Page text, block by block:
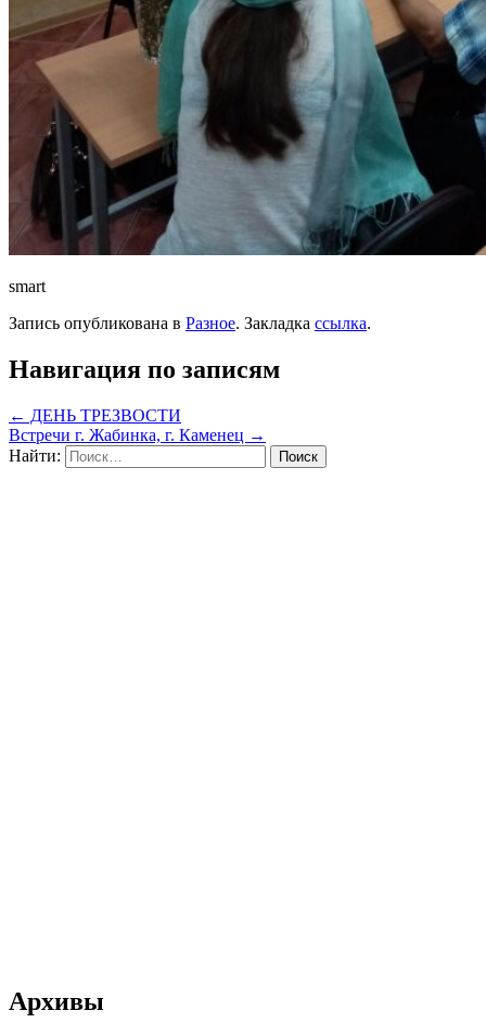
smart
Запись опубликована в Разное. Закладка ссылка.
Навигация по записям
← ДЕНЬ ТРЕЗВОСТИ
Встречи г. Жабинка, г. Каменец →
Найти:
Архивы